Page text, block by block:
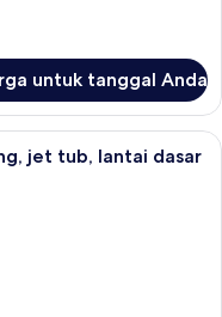
untuk tanggal Anda
Eksekutif, 1 Tempat Tidur
jet tub, lantai dasar